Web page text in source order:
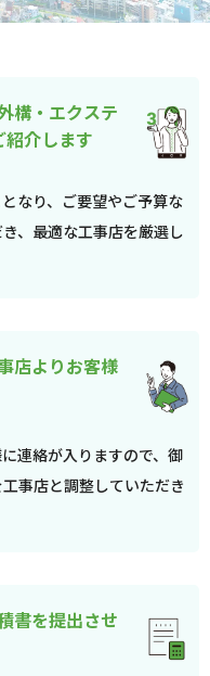
構・エクステ
紹介します
なり、ご要望やご予算な
、最適な工事店を厳選し
店よりお客様
連絡が入りますので、御
事店と調整していただき
書を提出させ